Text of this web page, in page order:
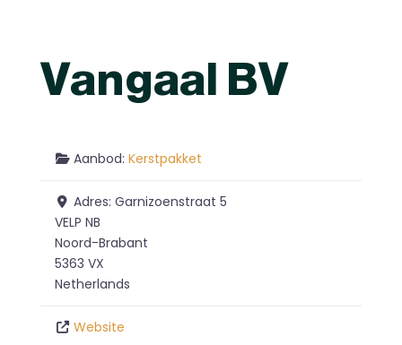
Vangaal BV
Aanbod:Kerstpakket
Adres:Garnizoenstraat 5
VELP NB
Noord-Brabant
5363 VX
Netherlands
Website